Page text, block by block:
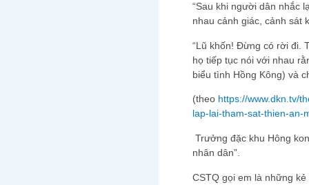
“Sau khi người dân nhắc
nhau cảnh giác, cảnh sát
“Lũ khốn! Đừng có rời đi.
họ tiếp tục nói với nhau
biểu tình Hồng Kông) và
(theo https://www.dkn.tv/
lap-lai-tham-sat-thien-an-
Trưởng đặc khu Hông
nhân dân”.
CSTQ gọi em là những